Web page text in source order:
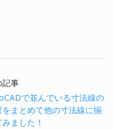
記事
で並んでいる寸法線の
をまとめて他の寸法線に揃
みました！